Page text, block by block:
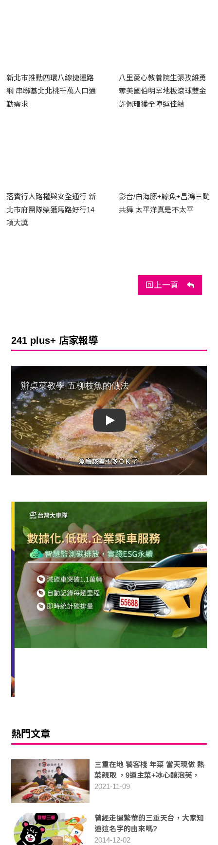
新北市推動四環八線捷運路
網 串聯基北北桃千萬人口通
勤需求
八里愛心教養院生張孜維勇
奪美國伯明罕地板滾球雙金
許佩珊獲全障運佳績
落實行人路權與安全通行 新
北市府團隊榮獲馬路好行14
項大獎
影音/白海豚+鯨魚+昌鴻三颱
共舞 太平洋真是不太平
回上一頁
241 plus+ 店家報導
熱門文章
三重在地 饕客棧 年菜 當天現做 熱
菜親取 ，9道主菜+冰心釀泡芙，
10人份菜色 豐富美味
2021-11-09
曾經走過繁華的三重天台，大家知
道這名字的由來嗎?
2014-12-02